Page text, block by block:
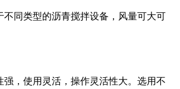
同类型的沥青搅拌设备，风量可大可
，使用灵活，操作灵活性大。选用不